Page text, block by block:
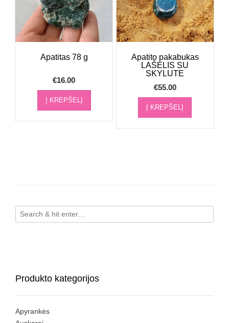
Apatitas 78 g
€16.00
Į KREPŠELĮ
Apatito pakabukas
LAŠELIS SU
SKYLUTE
€55.00
Į KREPŠELĮ
Produkto kategorijos
Apyrankės